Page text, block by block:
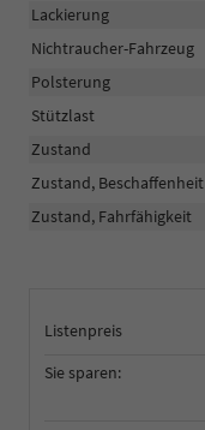
Listenpreis
Sie sparen:
Lackierung
Nichtraucher-Fahrzeug
Polsterung
Stützlast
Zustand
Zustand, Beschaffenheit
Zustand, Fahrfähigkeit